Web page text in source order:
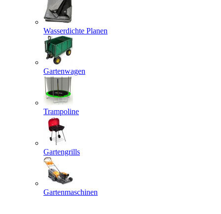
Wasserdichte Planen
Gartenwagen
Trampoline
Gartengrills
Gartenmaschinen